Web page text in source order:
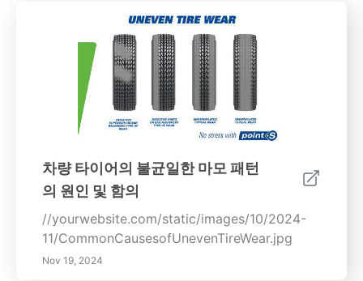
차량 타이어의 불균일한 마모 패턴
의 원인 및 함의
//yourwebsite.com/static/images/10/2024-
11/CommonCausesofUnevenTireWear.jpg
Nov 19, 2024